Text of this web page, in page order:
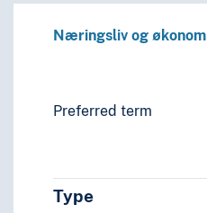
Næringsliv og
Preferred term
Type